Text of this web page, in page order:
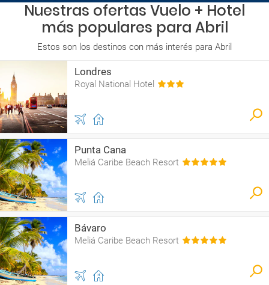
Nuestras ofertas Vuelo + Hotel
más populares para Abril
Estos son los destinos con más interés para Abril
Londres
Royal National Hotel
Punta Cana
Meliá Caribe Beach Resort
Bávaro
Meliá Caribe Beach Resort